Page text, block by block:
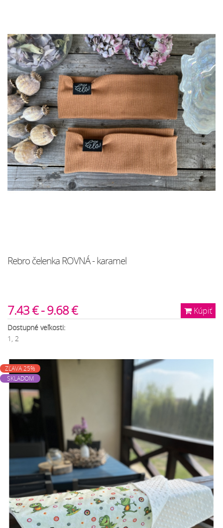
Rebro čelenka ROVNÁ - karamel
Kúpiť
7.43 € - 9.68 €
Dostupné veľkosti:
1, 2
ZĽAVA 25%
SKLADOM